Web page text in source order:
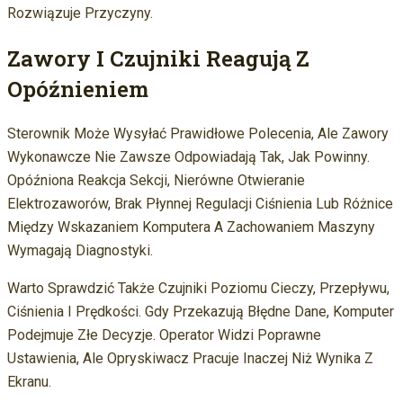
Rozwiązuje Przyczyny.
Zawory I Czujniki Reagują Z
Opóźnieniem
Sterownik Może Wysyłać Prawidłowe Polecenia, Ale Zawory
Wykonawcze Nie Zawsze Odpowiadają Tak, Jak Powinny.
Opóźniona Reakcja Sekcji, Nierówne Otwieranie
Elektrozaworów, Brak Płynnej Regulacji Ciśnienia Lub Różnice
Między Wskazaniem Komputera A Zachowaniem Maszyny
Wymagają Diagnostyki.
Warto Sprawdzić Także Czujniki Poziomu Cieczy, Przepływu,
Ciśnienia I Prędkości. Gdy Przekazują Błędne Dane, Komputer
Podejmuje Złe Decyzje. Operator Widzi Poprawne
Ustawienia, Ale Opryskiwacz Pracuje Inaczej Niż Wynika Z
Ekranu.